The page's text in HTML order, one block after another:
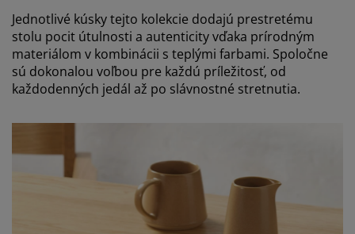
Jednotlivé kúsky tejto kolekcie dodajú prestretému
stolu pocit útulnosti a autenticity vďaka prírodným
materiálom v kombinácii s teplými farbami. Spoločne
sú dokonalou voľbou pre každú príležitosť, od
každodenných jedál až po slávnostné stretnutia.